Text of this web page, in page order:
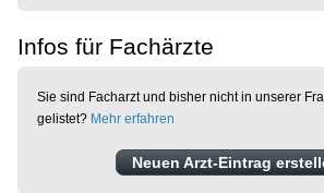
Infos für Fachärzte
Sie sind Facharzt und bisher nicht in unserer
gelistet? Mehr erfahren
Neuen Arzt-Eintrag